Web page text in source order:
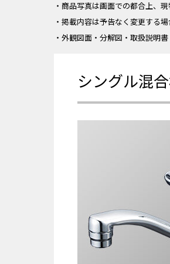
・商品写真は画面での都合上、
・掲載内容は予告なく変更する
・外観図面・分解図・取扱説明
シングル混